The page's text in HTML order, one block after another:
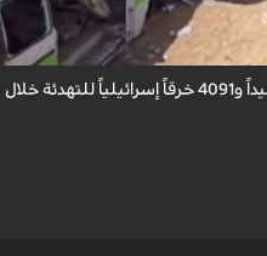
ما أسفر عن ...
المكتب الإعلامي في غزة: 1254 شهيداً و4091 خرقاً إسرائيلياً للتهدئة خلال